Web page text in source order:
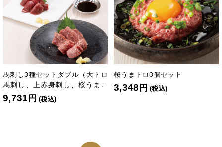
馬刺し3種セットダブル（大トロ
馬刺し、上赤身刺し、桜うまト
ロ各2個）
9,731 円 (税込)
桜うまトロ3個セット
3,348 円 (税込)